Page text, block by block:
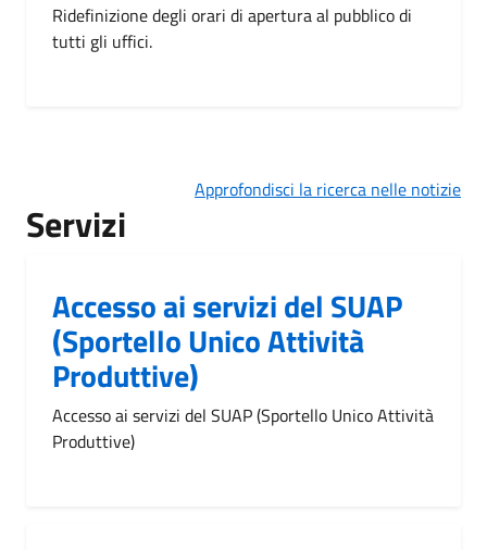
Ridefinizione degli orari di apertura al pubblico di
tutti gli uffici.
Approfondisci la ricerca nelle notizie
Servizi
Accesso ai servizi del SUAP
(Sportello Unico Attività
Produttive)
Accesso ai servizi del SUAP (Sportello Unico Attività
Produttive)